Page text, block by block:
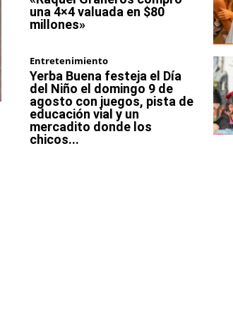
una 4×4 valuada en $80
millones»
Entretenimiento
Yerba Buena festeja el Día
del Niño el domingo 9 de
agosto con juegos, pista de
educación vial y un
mercadito donde los
chicos...